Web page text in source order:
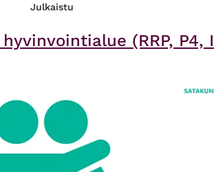
Julkaistu
(RRP, P4,